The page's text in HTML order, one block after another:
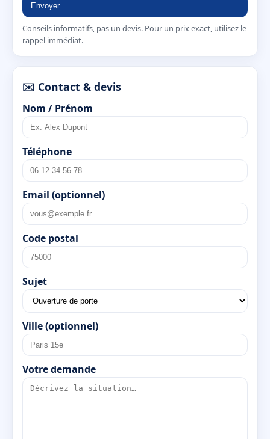
Envoyer
Conseils informatifs, pas un devis. Pour un prix exact, utilisez le
rappel immédiat.
✉️ Contact & devis
Nom / Prénom
Téléphone
Email (optionnel)
Code postal
Sujet
Ville (optionnel)
Votre demande